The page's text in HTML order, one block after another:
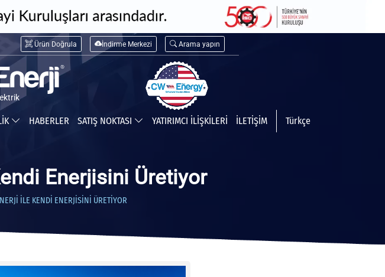
Ürün Doğrula İndirme Merkezi Arama yapın
HABERLER SATIŞ NOKTASI YATIRIMCI İLİŞKİLERİ İLETİŞİM Türkçe
Enerjisini Üretiyor
ILE KENDI ENERJISINI ÜRETIYOR